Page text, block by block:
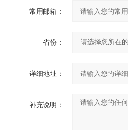
常用邮箱：
省份：
详细地址：
补充说明：